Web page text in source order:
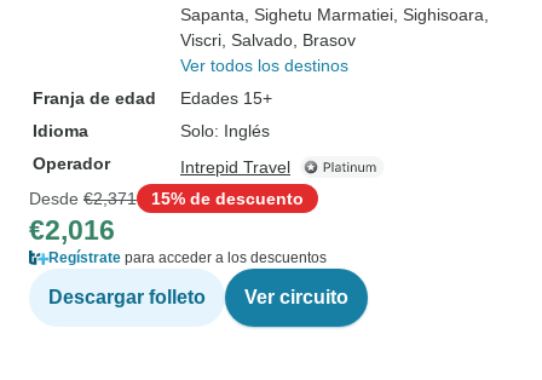
Sapanta , Sighetu Marmatiei , Sighisoara
Viscri , Salvado , Brasov
Ver todos los destinos
Franja de edad
Edades 15+
Idioma
Solo: Inglés
Operador
Intrepid Travel
Desde €2,371 15% de descuento
€2,016
Regístrate para acceder a los descuentos
Descargar folleto Ver circuito